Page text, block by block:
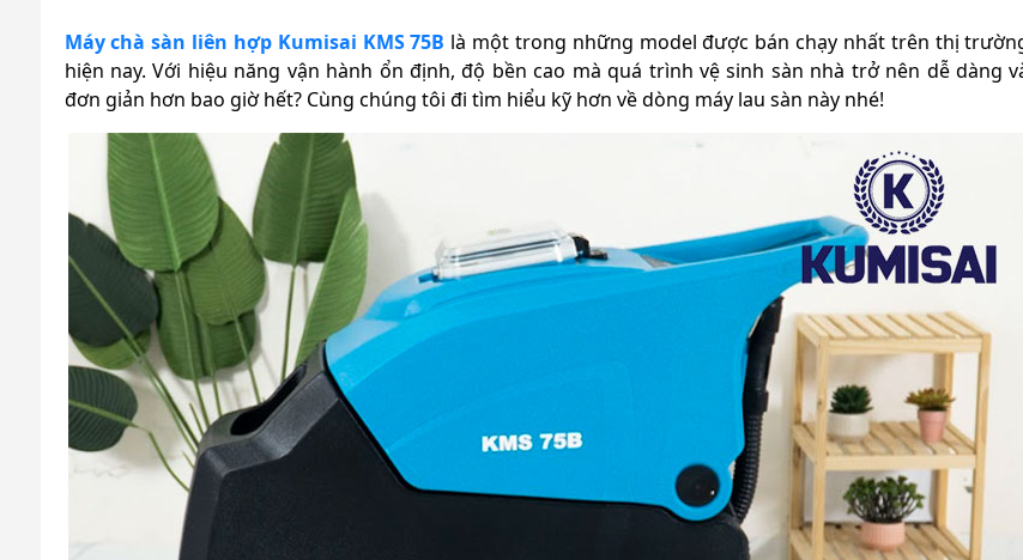
Máy chà sàn liên hợp Kumisai KMS 75B là một trong những model được bán chạy nhất trên thị
hiện nay. Với hiệu năng vận hành ổn định, độ bền cao mà quá trình vệ sinh sàn nhà trở nên dễ dàng
đơn giản hơn bao giờ hết? Cùng chúng tôi đi tìm hiểu kỹ hơn về dòng máy lau sàn này nhé!